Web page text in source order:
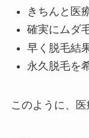
きちんと医
確実にムダ
早く脱毛結
永久脱毛を
このように、